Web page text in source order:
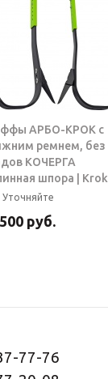
АРБО-КРОК с
ремнем, без
КОЧЕРГА
шпора | Krok
Уточняйте
руб.
77-76